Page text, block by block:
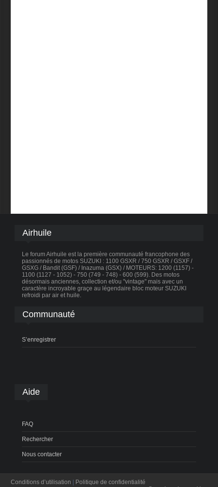
Airhuile
Le forum Airhuile est la première communauté francophone des
passionnés de motos SUZUKI : 1100 GSXR / 750 GSXR / GSXF /
GSXG / Bandit (GSF) / Inazuma (GSX) / MOTEURS: 1200 (1157) -
1100 (1127 - 1052) - 750 (749 - 748) - 600 (599). Des motos
désormais anciennes, collection et/ou "vintage" mais avec un
caractère incroyable graçe au légendaire bloc moteur SUZUKI
refroidi par air et huile.
Communauté
S’enregistrer
Aide
FAQ
Rechercher
Nous contacter
Conditions d’utilisation | Politique de confidentialité